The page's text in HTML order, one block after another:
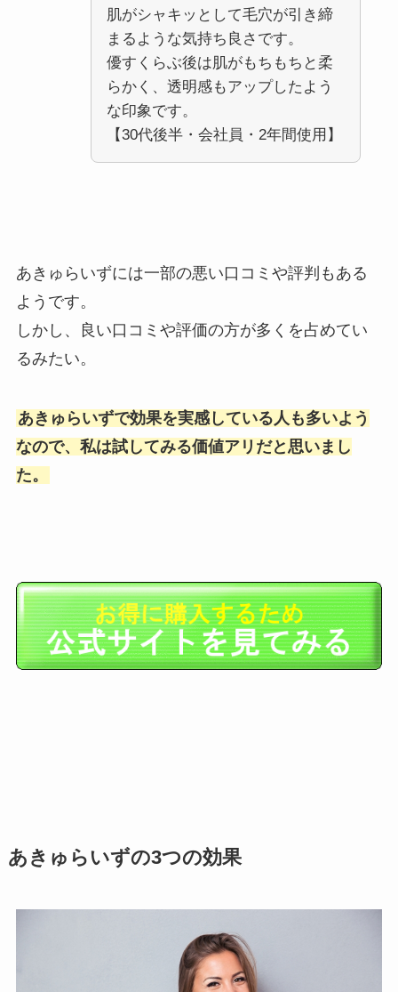
肌がシャキッとして毛穴が引き締
まるような気持ち良さです。
優すくらぶ後は肌がもちもちと柔
らかく、透明感もアップしたよう
な印象です。
【30代後半・会社員・2年間使用】
あきゅらいずには一部の悪い口コミや評判もある
ようです。
しかし、良い口コミや評価の方が多くを占めてい
るみたい。
あきゅらいずで効果を実感している人も多いよう
なので、私は試してみる価値アリだと思いまし
た。
あきゅらいずの3つの効果